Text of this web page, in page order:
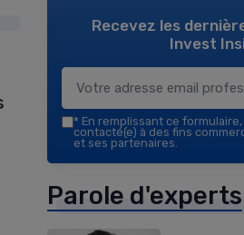
Recevez les
Invest
* En remplissant ce formulaire,
contacté(e) à des fins
et ses partenaires.
Parole d'experts